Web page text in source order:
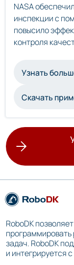
NASA
инспекции с
повысило
контроля
Узнать
Скачать
RoboDK
задач. RoboDK
и интегрируется